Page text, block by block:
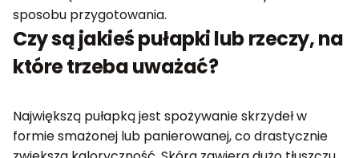
sposobu przygotowania.
Czy są jakieś pułapki lub rzeczy, na
które trzeba uważać?
Największą pułapką jest spożywanie skrzydeł w
formie smażonej lub panierowanej, co drastycznie